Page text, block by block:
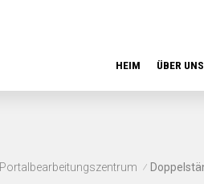
HEIM ÜBER UNS
Portalbearbeitungszentrum /